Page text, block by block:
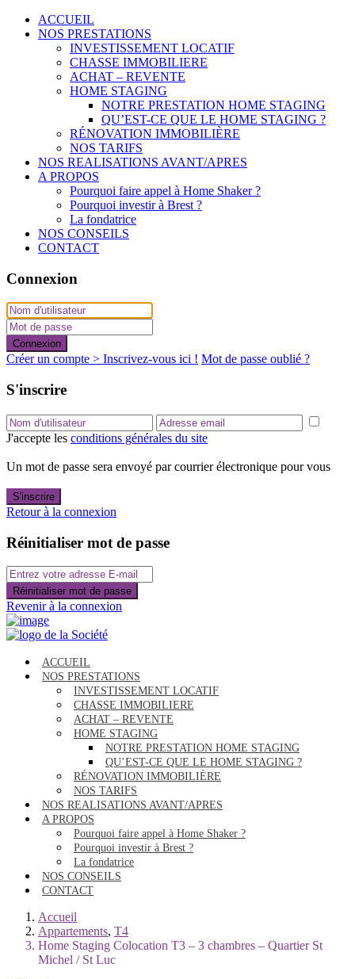
ACCUEIL
NOS PRESTATIONS
INVESTISSEMENT LOCATIF
CHASSE IMMOBILIERE
ACHAT – REVENTE
HOME STAGING
NOTRE PRESTATION HOME STAGING
QU’EST-CE QUE LE HOME STAGING ?
RÉNOVATION IMMOBILIÈRE
NOS TARIFS
NOS REALISATIONS AVANT/APRES
A PROPOS
Pourquoi faire appel à Home Shaker ?
Pourquoi investir à Brest ?
La fondatrice
NOS CONSEILS
CONTACT
Connexion
Connexion
Créer un compte > Inscrivez-vous ici ! Mot de passe oublié ?
S'inscrire
J'accepte les conditions générales du site
Un mot de passe sera envoyé par courrier électronique pour vous
S'inscrire
Retour à la connexion
Réinitialiser mot de passe
Réinitialiser mot de passe
Revenir à la connexion
ACCUEIL
NOS PRESTATIONS
INVESTISSEMENT LOCATIF
CHASSE IMMOBILIERE
ACHAT – REVENTE
HOME STAGING
NOTRE PRESTATION HOME STAGING
QU’EST-CE QUE LE HOME STAGING ?
RÉNOVATION IMMOBILIÈRE
NOS TARIFS
NOS REALISATIONS AVANT/APRES
A PROPOS
Pourquoi faire appel à Home Shaker ?
Pourquoi investir à Brest ?
La fondatrice
NOS CONSEILS
CONTACT
Accueil
Appartements, T4
Home Staging Colocation T3 – 3 chambres – Quartier St
Michel / St Luc